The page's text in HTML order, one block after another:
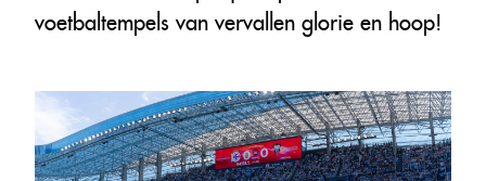
voetbaltempels van vervallen glorie en hoop!